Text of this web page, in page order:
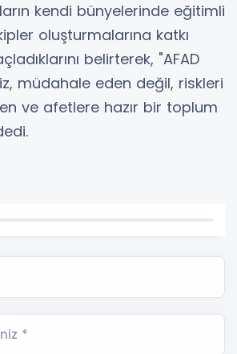
kendi bünyelerinde eğitimli
oluşturmalarına katkı
belirterek, "AFAD
müdahale eden değil, riskleri
ve afetlere hazır bir toplum
*